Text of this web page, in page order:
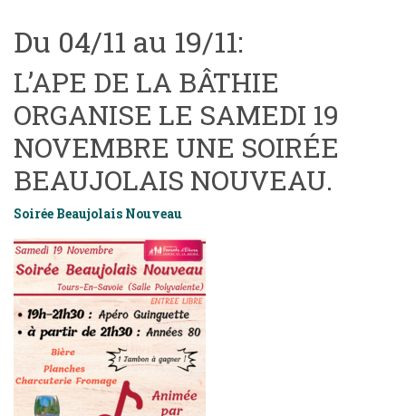
Du 04/11 au 19/11:
L’APE DE LA BÂTHIE
ORGANISE LE SAMEDI 19
NOVEMBRE UNE SOIRÉE
BEAUJOLAIS NOUVEAU.
Soirée Beaujolais Nouveau